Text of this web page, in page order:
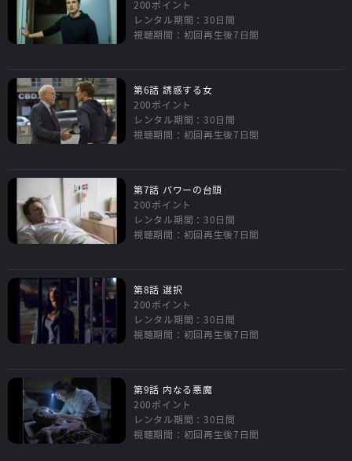
200ポイント
レンタル期間：30日間
視聴期間：初回再生後7日間
第6話 誘惑する女
200ポイント
レンタル期間：30日間
視聴期間：初回再生後7日間
第7話 パワーの台頭
200ポイント
レンタル期間：30日間
視聴期間：初回再生後7日間
第8話 選択
200ポイント
レンタル期間：30日間
視聴期間：初回再生後7日間
第9話 内なる悪魔
200ポイント
レンタル期間：30日間
視聴期間：初回再生後7日間